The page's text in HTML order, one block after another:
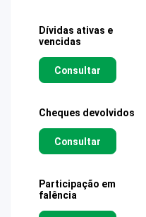
Dívidas ativas e
vencidas
Consultar
Cheques devolvidos
Consultar
Participação em
falência